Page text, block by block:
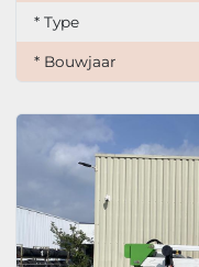
* Type
* Bouwjaar